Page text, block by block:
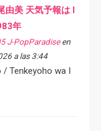
由美 天気予報は I
年
J-PopParadiseen
a las 3:44
/ Tenkeyoho wa I